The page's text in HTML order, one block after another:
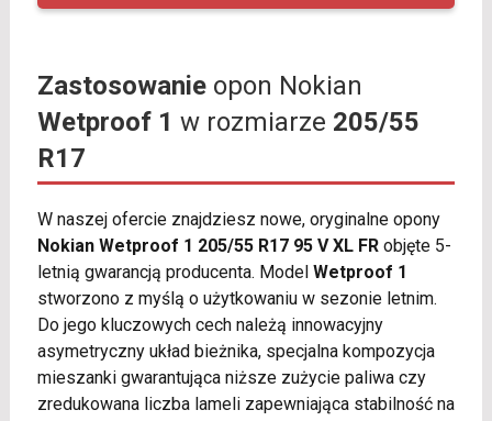
Zastosowanieopon Nokian
Wetproof 1 w rozmiarze 205/55
R17
W naszej ofercie znajdziesz nowe, oryginalne opony
Nokian Wetproof 1 205/55 R17 95 V XL FRobjęte 5-
letnią gwarancją producenta. Model Wetproof 1
stworzono z myślą o użytkowaniu w sezonie letnim.
Do jego kluczowych cech należą innowacyjny
asymetryczny układ bieżnika, specjalna kompozycja
mieszanki gwarantująca niższe zużycie paliwa czy
zredukowana liczba lameli zapewniająca stabilność na